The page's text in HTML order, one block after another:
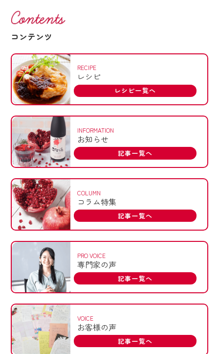
コンテンツ
RECIPE
レシピ
レシピ一覧へ
INFORMATION
お知らせ
記事一覧へ
COLUMN
コラム特集
記事一覧へ
PRO VOICE
専門家の声
記事一覧へ
VOICE
お客様の声
記事一覧へ